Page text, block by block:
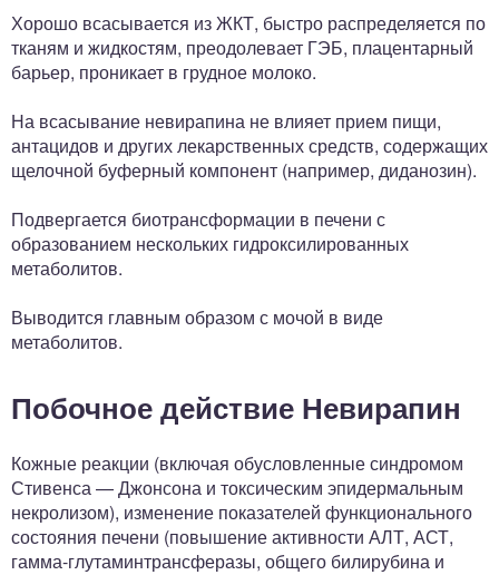
Хорошо всасывается из ЖКТ, быстро распределяется по
тканям и жидкостям, преодолевает ГЭБ, плацентарный
барьер, проникает в грудное молоко.
На всасывание невирапина не влияет прием пищи,
антацидов и других лекарственных средств, содержащих
щелочной буферный компонент (например, диданозин).
Подвергается биотрансформации в печени с
образованием нескольких гидроксилированных
метаболитов.
Выводится главным образом с мочой в виде
метаболитов.
Побочное действие Невирапин
Кожные реакции (включая обусловленные синдромом
Стивенса — Джонсона и токсическим эпидермальным
некролизом), изменение показателей функционального
состояния печени (повышение активности АЛТ, АСТ,
гамма-глутаминтрансферазы, общего билирубина и